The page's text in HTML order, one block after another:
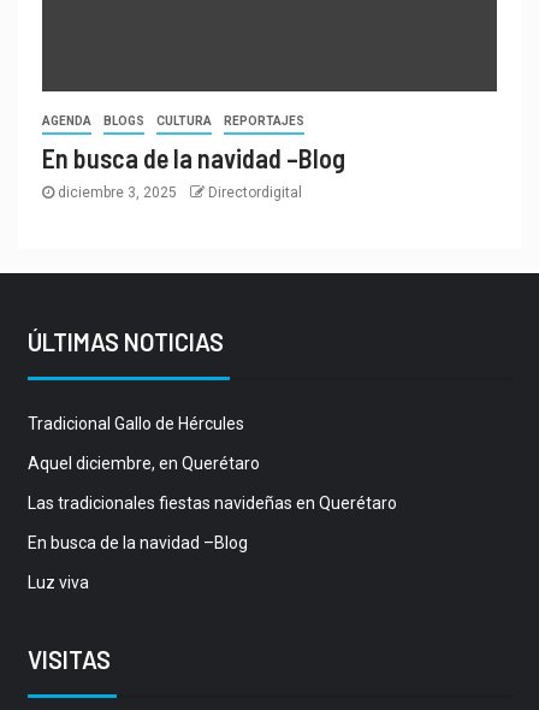
AGENDA BLOGS CULTURA REPORTAJES
En busca de la navidad –Blog
diciembre 3, 2025 Directordigital
ÚLTIMAS NOTICIAS
Tradicional Gallo de Hércules
Aquel diciembre, en Querétaro
Las tradicionales fiestas navideñas en Querétaro
En busca de la navidad –Blog
Luz viva
VISITAS